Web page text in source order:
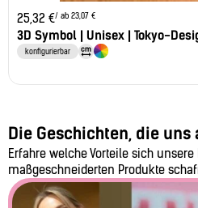
25,32 €/ ab 23,07 €
3D Symbol | Unisex | Tokyo-
konfigurierbar
Die Geschichten, die uns
Erfahre welche Vorteile sich
maßgeschneiderten Produkte